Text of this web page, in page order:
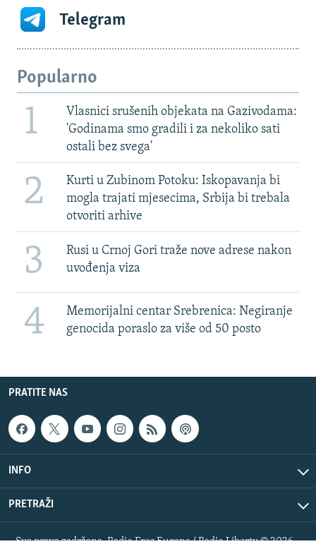
Telegram
Popularno
1
Vlasnici srušenih objekata na Gazivodama:
'Godinama smo gradili i za nekoliko sati
ostali bez svega'
2
Kurti u Zubinom Potoku: Iskopavanja bi
mogla trajati mjesecima, Srbija bi trebala
otvoriti arhive
3
Rusi u Crnoj Gori traže nove adrese nakon
uvođenja viza
4
Memorijalni centar Srebrenica: Negiranje
genocida poraslo za više od 50 posto
PRATITE NAS
INFO
PRETRAŽI
Sva prava zadržana. Radio Free Europe / Radio Liberty © 2026